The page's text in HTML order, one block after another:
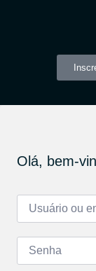
Olá, bem-